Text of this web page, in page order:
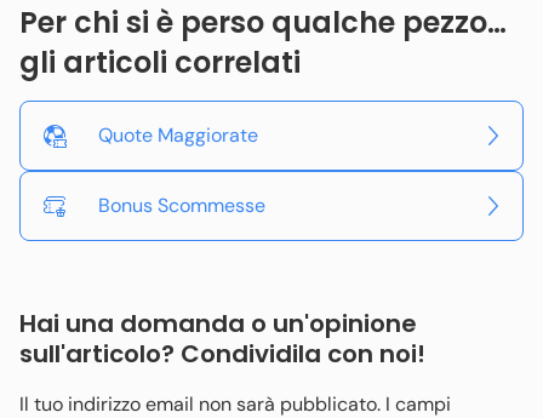
Per chi si è perso qualche pezzo…
gli articoli correlati
Quote Maggiorate
Bonus Scommesse
Hai una domanda o un'opinione
sull'articolo? Condividila con noi!
Il tuo indirizzo email non sarà pubblicato. I campi